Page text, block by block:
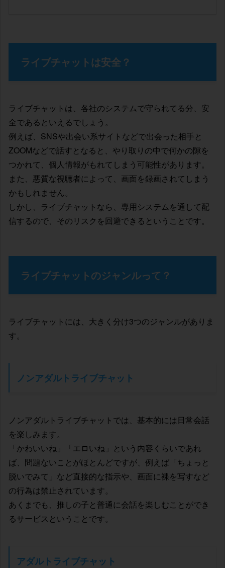
ライブチャットは安全？
ライブチャットは、各社のシステムで守られてる分、安
全であるといえるでしょう。
例えば、SNSや出会い系サイトなどで出会った相手と
ZOOMなどで話すとなると、やり取りの中で何かの隙を
つかれて、個人情報がもれてしまう可能性があります。
また、悪質な視聴者によって、画面を録画されてしまう
かもしれません。
しかし、ライブチャットなら、専用システムを通して配
信するので、そのリスクを回避できるということです。
ライブチャットのジャンルって？
ライブチャットには、大きく分け3つのジャンルがありま
す。
ノンアダルトライブチャット
ノンアダルトライブチャットでは、基本的には日常会話
を楽しみます。
「かわいいね」「エロいね」という内容くらいであれ
ば、問題ないことがほとんどですが、例えば「ちょっと
脱いでみて」など直接的な指示や、画面に裸を写すなど
の行為は禁止されています。
あくまでも、推しの子と普通に会話を楽しむことができ
るサービスということです。
アダルトライブチャット